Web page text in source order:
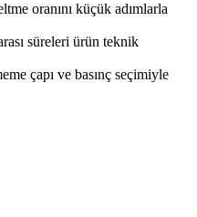
oranını küçük adımlarla
süreleri ürün teknik
çapı ve basınç seçimiyle